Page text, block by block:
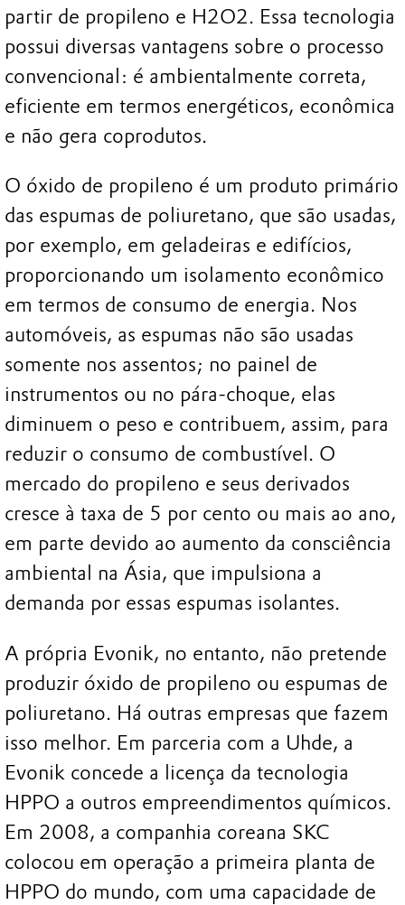
partir de propileno e H2O2. Essa tecnologia
possui diversas vantagens sobre o processo
convencional: é ambientalmente correta,
eficiente em termos energéticos, econômica
e não gera coprodutos.
O óxido de propileno é um produto primário
das espumas de poliuretano, que são usadas,
por exemplo, em geladeiras e edifícios,
proporcionando um isolamento econômico
em termos de consumo de energia. Nos
automóveis, as espumas não são usadas
somente nos assentos; no painel de
instrumentos ou no pára-choque, elas
diminuem o peso e contribuem, assim, para
reduzir o consumo de combustível. O
mercado do propileno e seus derivados
cresce à taxa de 5 por cento ou mais ao ano,
em parte devido ao aumento da consciência
ambiental na Ásia, que impulsiona a
demanda por essas espumas isolantes.
A própria Evonik, no entanto, não pretende
produzir óxido de propileno ou espumas de
poliuretano. Há outras empresas que fazem
isso melhor. Em parceria com a Uhde, a
Evonik concede a licença da tecnologia
HPPO a outros empreendimentos químicos.
Em 2008, a companhia coreana SKC
colocou em operação a primeira planta de
HPPO do mundo, com uma capacidade de